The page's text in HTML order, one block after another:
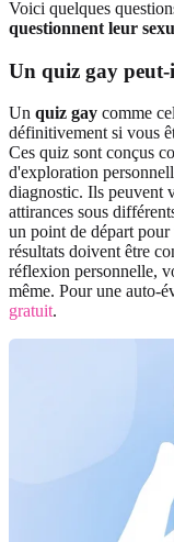
Voici quelques
questionnent leur
Un quiz gay
Un quiz gay comme
définitivement si vous
Ces quiz sont conçus
d'exploration
diagnostic. Ils peuvent
attirances sous
un point de départ
résultats doivent être
réflexion personnelle,
même. Pour une auto-
gratuit.